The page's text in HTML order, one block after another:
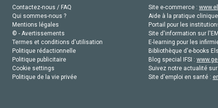
Contactez-nous / FAQ
Qui sommes-nous ?
Mentions légales
© - Avertissements
Termes et conditions d'utilisation
Politique rédactionnelle
Politique publicitaire
Cookie settings
Politique de la vie privée
Site e-commerce :
Aide à la pratique
Portail pour les
Site d'information sur
E-learning pour les
Bibliothèque d'e-books
Blog special IFSI :
Suivez notre actualité
Site d'emploi en santé :